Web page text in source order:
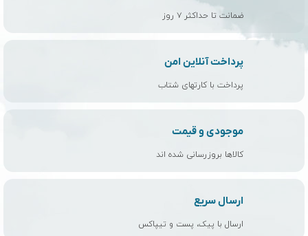
ضمانت تا حداکثر ۷ روز
پرداخت آنلاین امن
پرداخت با کارتهای شتاب
موجودی و قیمت
کالاها بروزرسانی شده اند
ارسال سریع
ارسال با پیک، پست و تیپاکس